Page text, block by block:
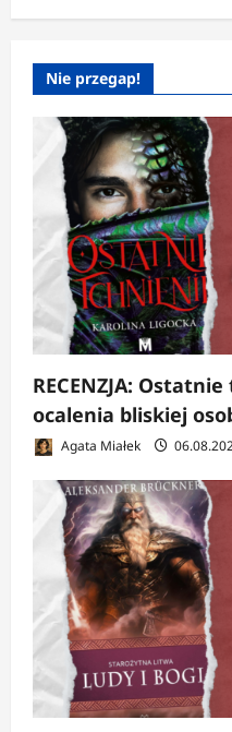
Nie przegap!
RECENZJA:
ocalenia bliskiej
Agata Miałek